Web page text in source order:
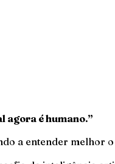
agora é humano.”
a entender melhor